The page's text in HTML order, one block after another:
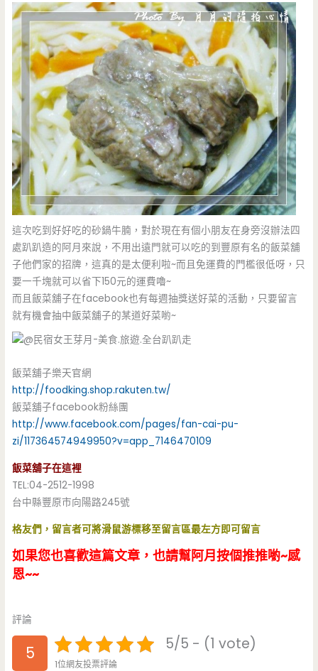
這次吃到好好吃的砂鍋牛腩，對於現在有個小朋友在身旁沒辦法四
處趴趴造的阿月來說，不用出遠門就可以吃的到豐原有名的飯菜舖
子他們家的招牌，這真的是太便利啦~而且免運費的門檻很低呀，只
要一千塊就可以省下150元的運費嚕~
而且飯菜舖子在facebook也有每週抽獎送好菜的活動，只要留言
就有機會抽中飯菜舖子的某道好菜喲~
飯菜舖子樂天官網
http://foodking.shop.rakuten.tw/
飯菜舖子facebook粉絲團
http://www.facebook.com/pages/fan-cai-pu-
zi/117364574949950?v=app_7146470109
飯菜舖子在這裡
TEL:04-2512-1998
台中縣豐原市向陽路245號
格友們，留言者可將滑鼠游標移至留言區最左方即可留言
如果您也喜歡這篇文章，也請幫阿月按個推推喲~感
恩~~
評論
5 5/5 - (1 vote)
1位網友投票評論